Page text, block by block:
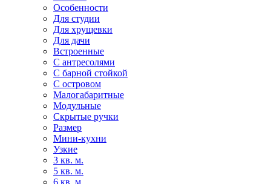
Особенности
Для студии
Для хрущевки
Для дачи
Встроенные
С антресолями
С барной стойкой
С островом
Малогабаритные
Модульные
Скрытые ручки
Размер
Мини-кухни
Узкие
3 кв. м.
5 кв. м.
6 кв. м.